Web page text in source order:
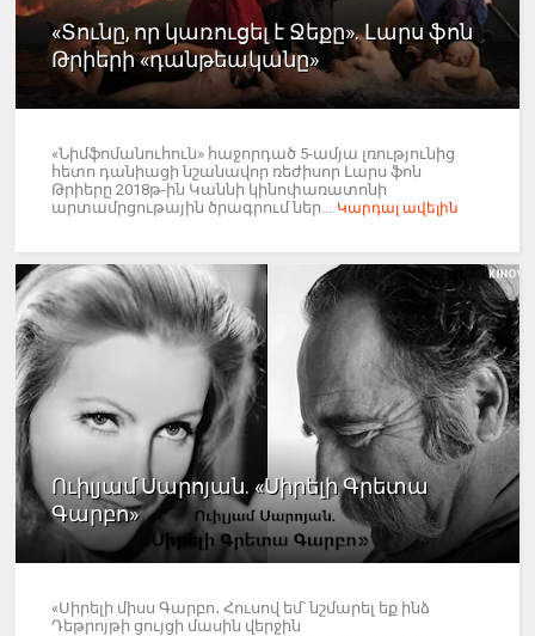
«Տունը, որ կառուցել է Ջեքը». Լարս ֆոն
Թրիերի «դանթեականը»
«Նիմֆոմանուհուն» հաջորդած 5-ամյա լռությունից
հետո դանիացի նշանավոր ռեժիսոր Լարս ֆոն
Թրիերը 2018թ-ին Կաննի կինոփառատոնի
արտամրցութային ծրագրում ներ... Կարդալ ավելին
Ուիլյամ Սարոյան. «Սիրելի Գրետա
Գարբո»
«Սիրելի միսս Գարբո․ Հուսով եմ՝ նշմարել եք ինձ
Դեթրոյթի ցույցի մասին վերջին